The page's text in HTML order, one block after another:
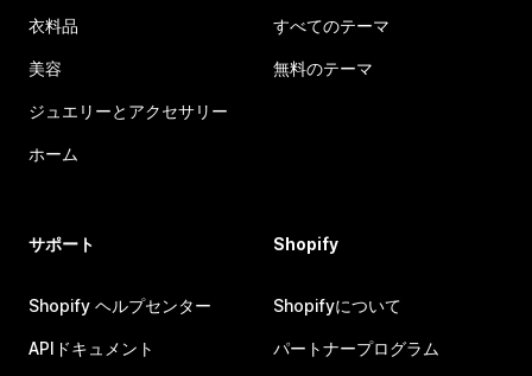
衣料品
美容
ジュエリーとアクセサリー
ホーム
すべてのテーマ
無料のテーマ
サポート
Shopify ヘルプセンター
APIドキュメント
Shopify
Shopifyについて
パートナープログラム